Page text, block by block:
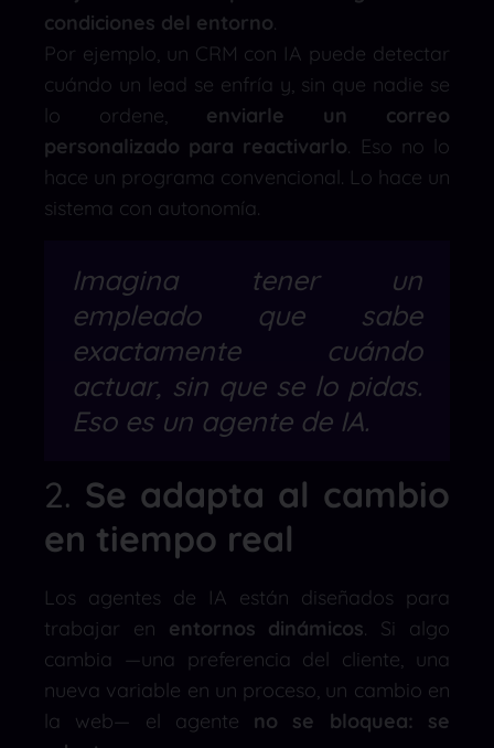
condiciones del entorno.
Por ejemplo, un CRM con IA puede detectar
cuándo un lead se enfría y, sin que nadie se
lo ordene, enviarle un correo
personalizado para reactivarlo. Eso no lo
hace un programa convencional. Lo hace un
sistema con autonomía.
Imagina tener un
empleado que sabe
exactamente cuándo
actuar, sin que se lo pidas.
Eso es un agente de IA.
2. Se adapta al cambio
en tiempo real
Los agentes de IA están diseñados para
trabajar en entornos dinámicos. Si algo
cambia —una preferencia del cliente, una
nueva variable en un proceso, un cambio en
la web— el agente no se bloquea: se